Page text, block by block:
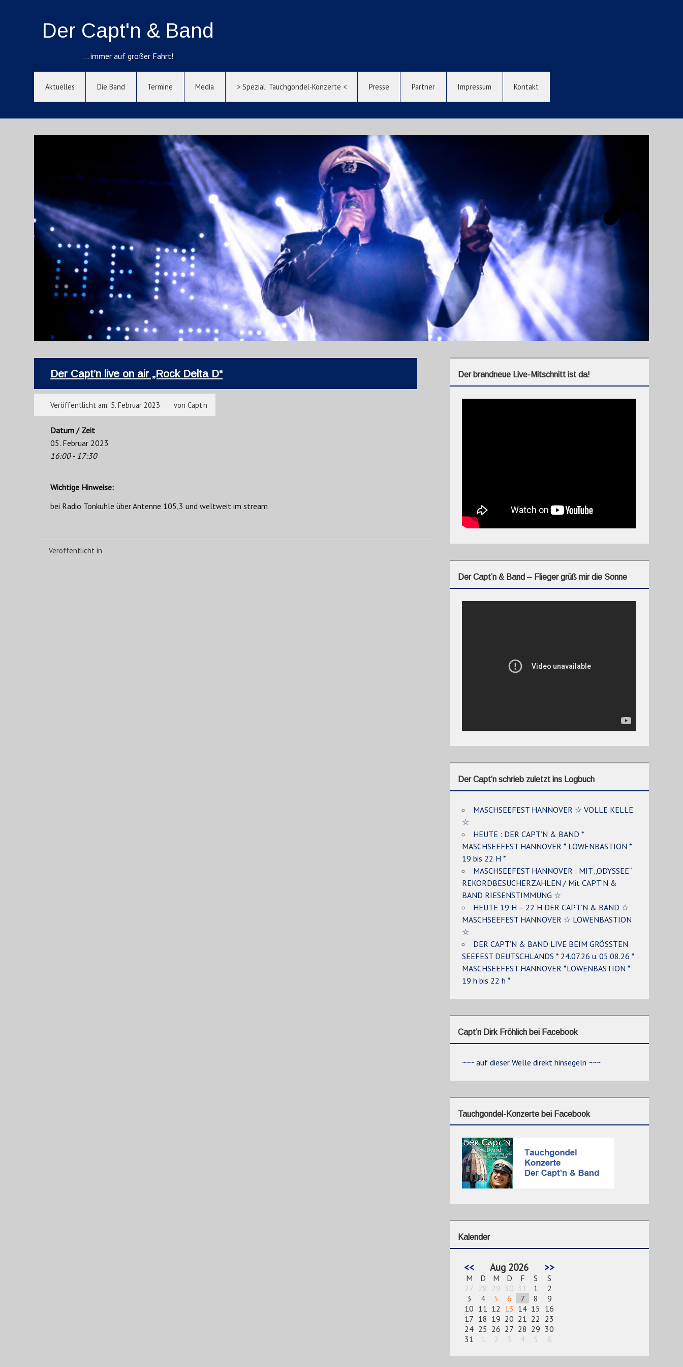
Der Capt'n & Band
… immer auf großer Fahrt!
Aktuelles Die Band Termine Media > Spezial: Tauchgondel-Konzerte < Presse Partner Impressum Kontakt
Der Capt’n live on air „Rock Delta D“
Veröffentlicht am: 5. Februar 2023 von Capt'n
Datum / Zeit
05. Februar 2023
16:00 - 17:30
Wichtige Hinweise:
bei Radio Tonkuhle über Antenne 105,3 und weltweit im stream
Veröffentlicht in
Der brandneue Live-Mitschnitt ist da!
Der Capt’n & Band – Flieger grüß mir die Sonne
Der Capt’n schrieb zuletzt ins Logbuch
MASCHSEEFEST HANNOVER ☆ VOLLE KELLE
☆
HEUTE : DER CAPT’N & BAND *
MASCHSEEFEST HANNOVER * LÖWENBASTION *
19 bis 22 H *
MASCHSEEFEST HANNOVER : MIT „ODYSSEE“
REKORDBESUCHERZAHLEN / Mit CAPT’N &
BAND RIESENSTIMMUNG ☆
HEUTE 19 H – 22 H DER CAPT’N & BAND ☆
MASCHSEEFEST HANNOVER ☆ LÖWENBASTION
☆
DER CAPT’N & BAND LIVE BEIM GRÖSSTEN
SEEFEST DEUTSCHLANDS * 24.07.26 u. 05.08.26 *
MASCHSEEFEST HANNOVER *LÖWENBASTION *
19 h bis 22 h *
Capt’n Dirk Fröhlich bei Facebook
~~~ auf dieser Welle direkt hinsegeln ~~~
Tauchgondel-Konzerte bei Facebook
Kalender
<< Aug 2026 >>
M D M D F S
S
27 28 29 30 31 1
2
3
4 5 6 7 8
9
10 11 12 13 14 15 16
17 18 19 20 21 22 23
24 25 26 27 28 29 30
31
1 2 3 4 5 6